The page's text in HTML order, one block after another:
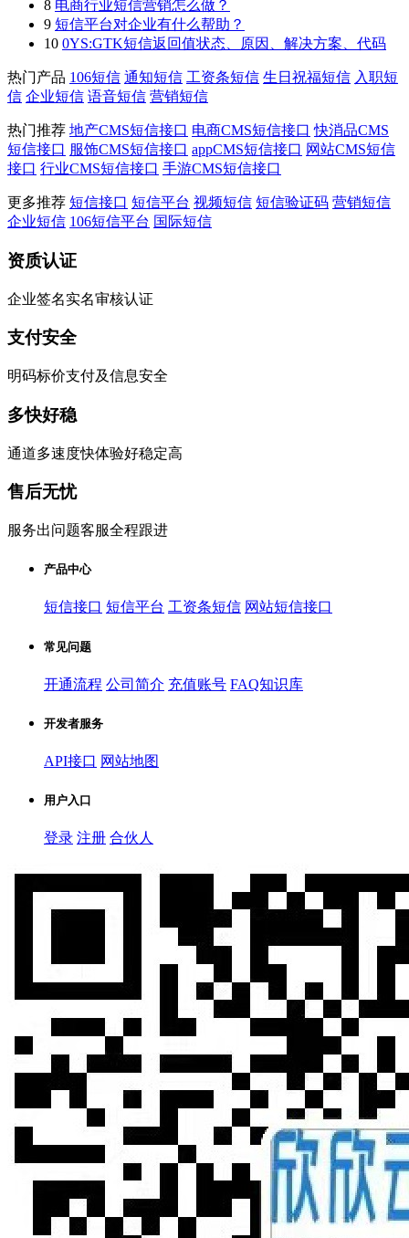
8 电商行业短信营销怎么做？
9 短信平台对企业有什么帮助？
10 0YS:GTK短信返回值状态、原因、解决方案、代码
热门产品 106短信 通知短信 工资条短信 生日祝福短信 入职短
信 企业短信 语音短信 营销短信
热门推荐 地产CMS短信接口 电商CMS短信接口 快消品CMS
短信接口 服饰CMS短信接口 appCMS短信接口 网站CMS短信
接口 行业CMS短信接口 手游CMS短信接口
更多推荐 短信接口 短信平台 视频短信 短信验证码 营销短信
企业短信 106短信平台 国际短信
资质认证
企业签名实名审核认证
支付安全
明码标价支付及信息安全
多快好稳
通道多速度快体验好稳定高
售后无忧
服务出问题客服全程跟进
产品中心
短信接口 短信平台 工资条短信 网站短信接口
常见问题
开通流程 公司简介 充值账号 FAQ知识库
开发者服务
API接口 网站地图
用户入口
登录 注册 合伙人